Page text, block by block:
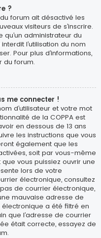
?
forum ait désactivé les
visiteurs de s’inscrire.
administrateur du
l’utilisation du nom
Pour plus d’informations,
du forum.
me connecter !
d’utilisateur et votre mot
de la COPPA est
en dessous de 13 ans
les instructions que vous
également que les
soit par vous-même
vous puissiez ouvrir une
lors de votre
électronique, consultez
de courrier électronique,
mauvaise adresse de
a été filtré en
que l’adresse de courrier
était correcte, essayez de